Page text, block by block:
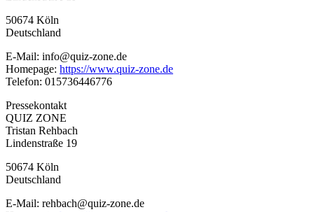
50674 Köln
Deutschland
E-Mail: info@quiz-zone.de
Homepage: https://www.quiz-zone.de
Telefon: 015736446776
Pressekontakt
QUIZ ZONE
Tristan Rehbach
Lindenstraße 19
50674 Köln
Deutschland
E-Mail: rehbach@quiz-zone.de